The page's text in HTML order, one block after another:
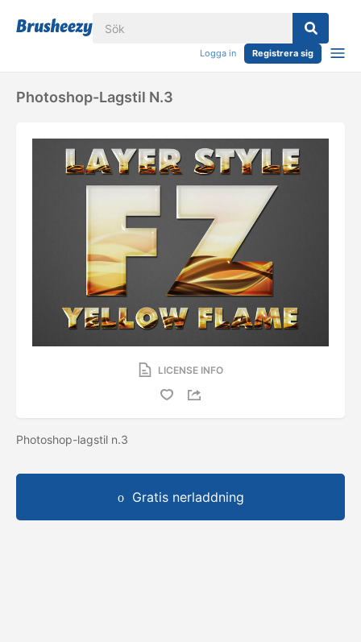
Logga in Registrera sig
Photoshop-Lagstil N.3
LICENSE INFO
Photoshop-lagstil n.3
Gratis nerladdning